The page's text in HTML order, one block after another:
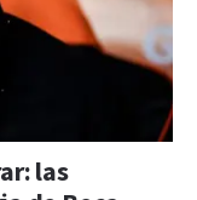
las